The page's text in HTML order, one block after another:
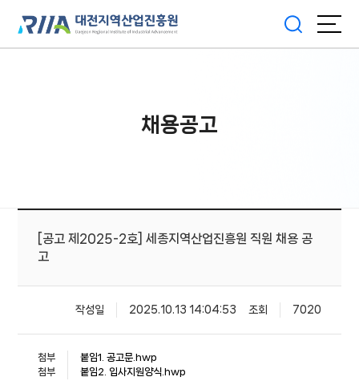
채용공고
[공고 제2025-2호] 세종지역산업진흥원 직원 채용 공
고
작성일 2025.10.13 14:04:53 조회 7020
첨부
붙임1. 공고문.hwp
첨부
붙임2. 입사지원양식.hwp